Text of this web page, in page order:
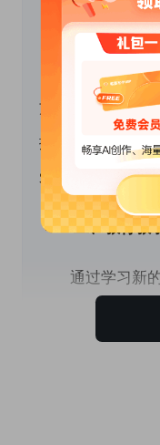
一、政治思
本人拥护党的
方针，忠诚党的
排，自觉遵守职
爱岗敬业，忠于
二、教育教
通过学习新的
体观，贯彻了民
和谐平等的新型